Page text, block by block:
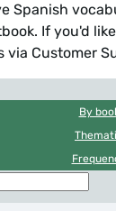
Spanish
If you'd
via Customer
By